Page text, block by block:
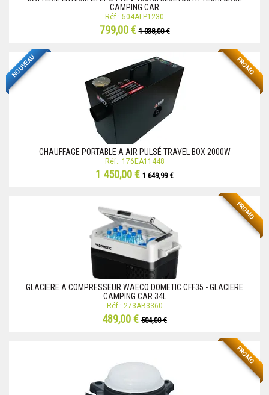
CAMPING CAR
Réf.: 504ALP1230
799,00 €1 038,00 €
PROMO
NOUVEAU
CHAUFFAGE PORTABLE A AIR PULSÉ TRAVEL BOX 2000W
Réf.: 176EA11448
1 450,00 € 1 649,99 €
PROMO
GLACIERE A COMPRESSEUR WAECO DOMETIC CFF35 - GLACIERE
CAMPING CAR 34L
Réf.: 273AB3360
489,00 € 504,00 €
PROMO